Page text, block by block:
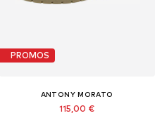
PROMOS
ANTONY MORATO
115,00 €